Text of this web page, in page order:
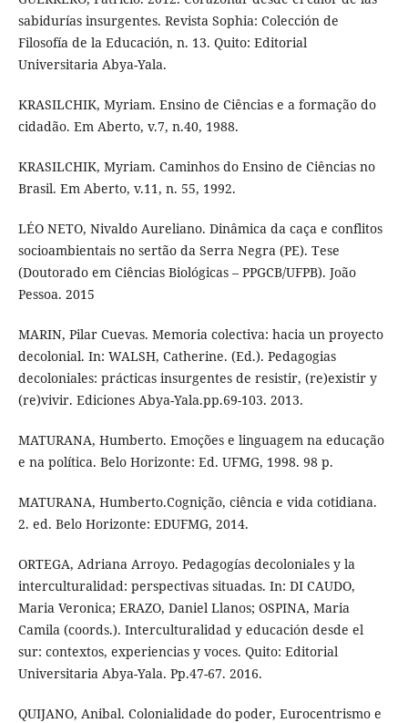
sabidurías insurgentes. Revista Sophia: Colección de
Filosofía de la Educación, n. 13. Quito: Editorial
Universitaria Abya-Yala.
KRASILCHIK, Myriam. Ensino de Ciências e a formação do
cidadão. Em Aberto, v.7, n.40, 1988.
KRASILCHIK, Myriam. Caminhos do Ensino de Ciências no
Brasil. Em Aberto, v.11, n. 55, 1992.
LÉO NETO, Nivaldo Aureliano. Dinâmica da caça e conflitos
socioambientais no sertão da Serra Negra (PE). Tese
(Doutorado em Ciências Biológicas – PPGCB/UFPB). João
Pessoa. 2015
MARIN, Pilar Cuevas. Memoria colectiva: hacia un proyecto
decolonial. In: WALSH, Catherine. (Ed.). Pedagogias
decoloniales: prácticas insurgentes de resistir, (re)existir y
(re)vivir. Ediciones Abya-Yala.pp.69-103. 2013.
MATURANA, Humberto. Emoções e linguagem na educação
e na política. Belo Horizonte: Ed. UFMG, 1998. 98 p.
MATURANA, Humberto.Cognição, ciência e vida cotidiana.
2. ed. Belo Horizonte: EDUFMG, 2014.
ORTEGA, Adriana Arroyo. Pedagogías decoloniales y la
interculturalidad: perspectivas situadas. In: DI CAUDO,
Maria Veronica; ERAZO, Daniel Llanos; OSPINA, Maria
Camila (coords.). Interculturalidad y educación desde el
sur: contextos, experiencias y voces. Quito: Editorial
Universitaria Abya-Yala. Pp.47-67. 2016.
QUIJANO, Anibal. Colonialidade do poder, Eurocentrismo e